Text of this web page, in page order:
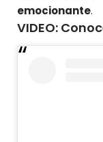
emocionante.
VIDEO: